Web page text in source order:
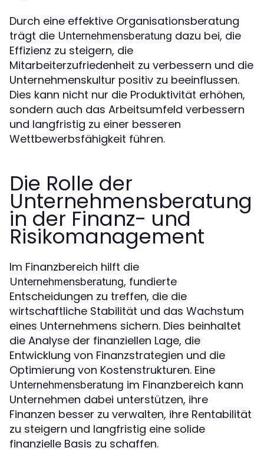
Durch eine effektive Organisationsberatung
trägt die Unternehmensberatung dazu bei, die
Effizienz zu steigern, die
Mitarbeiterzufriedenheit zu verbessern und die
Unternehmenskultur positiv zu beeinflussen.
Dies kann nicht nur die Produktivität erhöhen,
sondern auch das Arbeitsumfeld verbessern
und langfristig zu einer besseren
Wettbewerbsfähigkeit führen.
Die Rolle der
Unternehmensberatung
in der Finanz- und
Risikomanagement
Im Finanzbereich hilft die
Unternehmensberatung, fundierte
Entscheidungen zu treffen, die die
wirtschaftliche Stabilität und das Wachstum
eines Unternehmens sichern. Dies beinhaltet
die Analyse der finanziellen Lage, die
Entwicklung von Finanzstrategien und die
Optimierung von Kostenstrukturen. Eine
Unternehmensberatung im Finanzbereich kann
Unternehmen dabei unterstützen, ihre
Finanzen besser zu verwalten, ihre Rentabilität
zu steigern und langfristig eine solide
finanzielle Basis zu schaffen.